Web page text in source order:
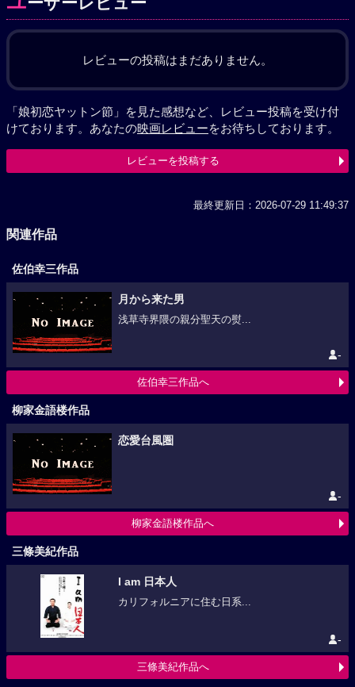
レビューの投稿はまだありません。
「娘初恋ヤットン節」を見た感想など、レビュー投稿を受け付
けております。あなたの映画レビューをお待ちしております。
レビューを投稿する
最終更新日：2026-07-29 11:49:37
関連作品
佐伯幸三作品
月から来た男
浅草寺界隈の親分聖天の熨...
-
佐伯幸三作品へ
柳家金語楼作品
恋愛台風圏
-
柳家金語楼作品へ
三條美紀作品
I am 日本人
カリフォルニアに住む日系...
-
三條美紀作品へ